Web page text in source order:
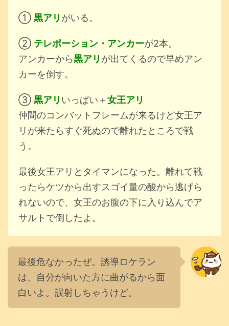
① 黒アリ がいる。
② テレポーション・アンカーが2本。
アンカーから黒アリ が出てくるので早めアン
カーを倒す。
③ 黒アリ いっぱい＋女王アリ
仲間のコンバットフレームが来るけど女王ア
リが来たらすぐ死ぬので離れたところで戦
う。
最後女王アリとタイマンになった。離れて戦
ったらケツから出すスゴイ量の酸から逃げら
れないので、女王のお腹の下に入り込んでア
サルトで倒したよ。
最後危なかったぜ。誘導ロケラン
は、自分が向いた方に曲がるから面
白いよ。誤射しちゃうけど。